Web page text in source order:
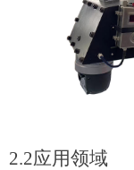
2.2应用领域